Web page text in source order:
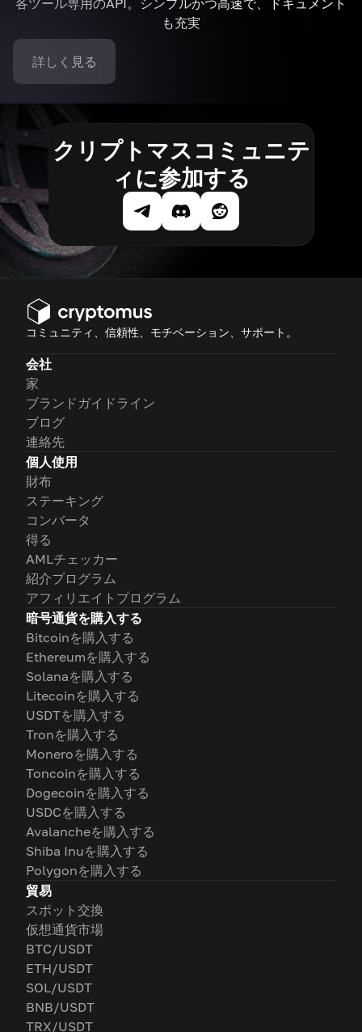
各ツール専用のAPI。シンプルかつ高速で、ドキュメント
も充実
詳しく見る
クリプトマスコミュニテ
ィに参加する
コミュニティ、信頼性、モチベーション、サポート。
会社
家
ブランドガイドライン
ブログ
連絡先
個人使用
財布
ステーキング
コンバータ
得る
AMLチェッカー
紹介プログラム
アフィリエイトプログラム
暗号通貨を購入する
Bitcoinを購入する
Ethereumを購入する
Solanaを購入する
Litecoinを購入する
USDTを購入する
Tronを購入する
Moneroを購入する
Toncoinを購入する
Dogecoinを購入する
USDCを購入する
Avalancheを購入する
Shiba Inuを購入する
Polygonを購入する
貿易
スポット交換
仮想通貨市場
BTC/USDT
ETH/USDT
SOL/USDT
BNB/USDT
TRX/USDT